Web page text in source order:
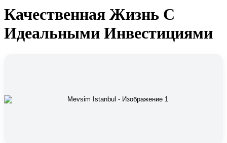
Качественная Жизнь С
Идеальными Инвестициями